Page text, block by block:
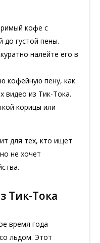
кофе с
до густой пены.
налейте его в
кофейную пену, как
видео из Тик-Тока.
корицы или
для тех, кто ищет
не хочет
Тик-Тока
время года
льдом. Этот